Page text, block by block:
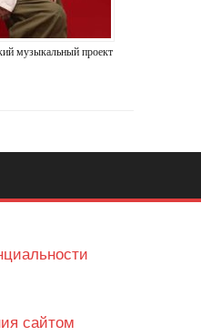
музыкальный проект
сайтом